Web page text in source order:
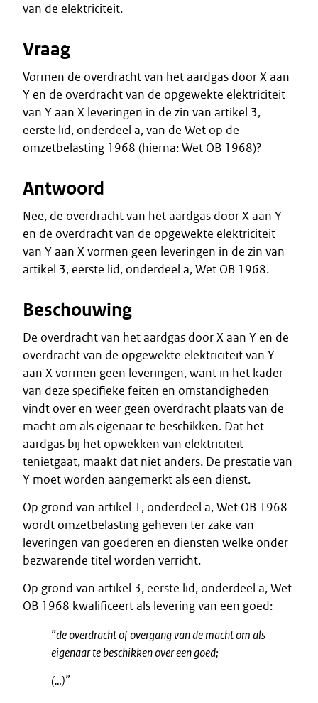
van de elektriciteit.
Vraag
Vormen de overdracht van het aardgas door X aan
Y en de overdracht van de opgewekte elektriciteit
van Y aan X leveringen in de zin van artikel 3,
eerste lid, onderdeel a, van de Wet op de
omzetbelasting 1968 (hierna: Wet OB 1968)?
Antwoord
Nee, de overdracht van het aardgas door X aan Y
en de overdracht van de opgewekte elektriciteit
van Y aan X vormen geen leveringen in de zin van
artikel 3, eerste lid, onderdeel a, Wet OB 1968.
Beschouwing
De overdracht van het aardgas door X aan Y en de
overdracht van de opgewekte elektriciteit van Y
aan X vormen geen leveringen, want in het kader
van deze specifieke feiten en omstandigheden
vindt over en weer geen overdracht plaats van de
macht om als eigenaar te beschikken. Dat het
aardgas bij het opwekken van elektriciteit
tenietgaat, maakt dat niet anders. De prestatie van
Y moet worden aangemerkt als een dienst.
Op grond van artikel 1, onderdeel a, Wet OB 1968
wordt omzetbelasting geheven ter zake van
leveringen van goederen en diensten welke onder
bezwarende titel worden verricht.
Op grond van artikel 3, eerste lid, onderdeel a, Wet
OB 1968 kwalificeert als levering van een goed:
”de overdracht of overgang van de macht om als
eigenaar te beschikken over een goed;
(…)”